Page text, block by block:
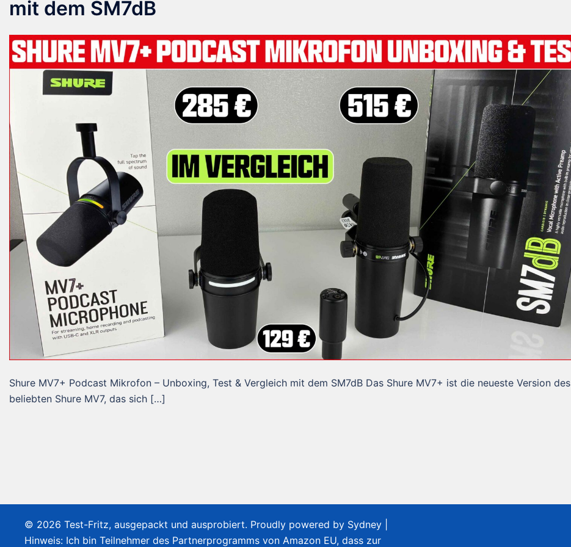
mit dem SM7dB
Shure MV7+ Podcast Mikrofon – Unboxing, Test & Vergleich mit dem SM7dB Das Shure MV7+ ist die neueste Version des
beliebten Shure MV7, das sich […]
© 2026 Test-Fritz, ausgepackt und ausprobiert. Proudly powered by Sydney
Hinweis: Ich bin Teilnehmer des Partnerprogramms von Amazon EU, dass zur